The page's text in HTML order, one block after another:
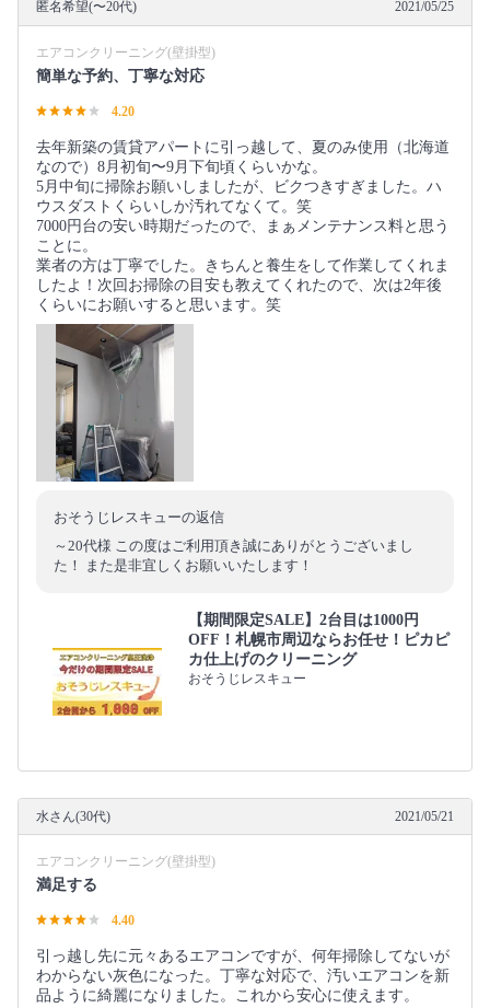
匿名希望(〜20代) 2021/05/25
エアコンクリーニング(壁掛型)
簡単な予約、丁寧な対応
4.20
去年新築の賃貸アパートに引っ越して、夏のみ使用（北海道
なので）8月初旬〜9月下旬頃くらいかな。
5月中旬に掃除お願いしましたが、ビクつきすぎました。ハ
ウスダストくらいしか汚れてなくて。笑
7000円台の安い時期だったので、まぁメンテナンス料と思う
ことに。
業者の方は丁寧でした。きちんと養生をして作業してくれま
したよ！次回お掃除の目安も教えてくれたので、次は2年後
くらいにお願いすると思います。笑
おそうじレスキューの返信
～20代様 この度はご利用頂き誠にありがとうございまし
た！ また是非宜しくお願いいたします！
【期間限定SALE】2台目は1000円
OFF！札幌市周辺ならお任せ！ピカピ
カ仕上げのクリーニング
おそうじレスキュー
水さん(30代) 2021/05/21
エアコンクリーニング(壁掛型)
満足する
4.40
引っ越し先に元々あるエアコンですが、何年掃除してないが
わからない灰色になった。丁寧な対応で、汚いエアコンを新
品ように綺麗になりました。これから安心に使えます。